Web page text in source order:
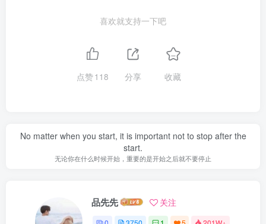
喜欢就支持一下吧
点赞118 分享 收藏
No matter when you start, it is important not to stop after the
start.
无论你在什么时候开始，重要的是开始之后就不要停止
品先先 关注